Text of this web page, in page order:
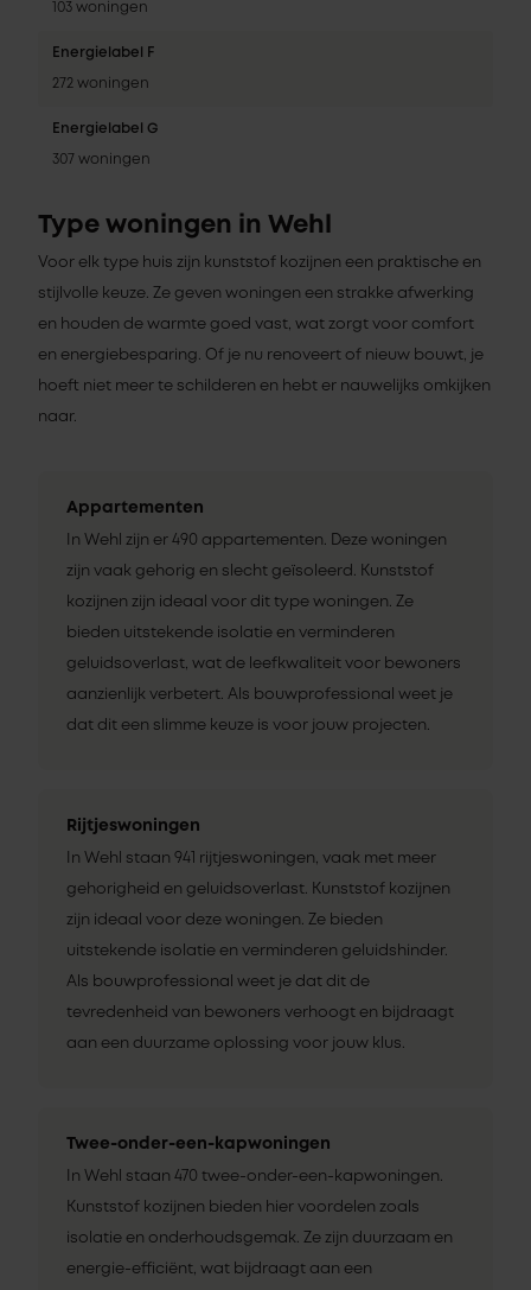
103 woningen
Energielabel F
272 woningen
Energielabel G
307 woningen
Type woningen in Wehl
Voor elk type huis zijn kunststof kozijnen een praktische en
stijlvolle keuze. Ze geven woningen een strakke afwerking
en houden de warmte goed vast, wat zorgt voor comfort
en energiebesparing. Of je nu renoveert of nieuw bouwt, je
hoeft niet meer te schilderen en hebt er nauwelijks omkijken
naar.
Appartementen
In Wehl zijn er 490 appartementen. Deze woningen
zijn vaak gehorig en slecht geïsoleerd. Kunststof
kozijnen zijn ideaal voor dit type woningen. Ze
bieden uitstekende isolatie en verminderen
geluidsoverlast, wat de leefkwaliteit voor bewoners
aanzienlijk verbetert. Als bouwprofessional weet je
dat dit een slimme keuze is voor jouw projecten.
Rijtjeswoningen
In Wehl staan 941 rijtjeswoningen, vaak met meer
gehorigheid en geluidsoverlast. Kunststof kozijnen
zijn ideaal voor deze woningen. Ze bieden
uitstekende isolatie en verminderen geluidshinder.
Als bouwprofessional weet je dat dit de
tevredenheid van bewoners verhoogt en bijdraagt
aan een duurzame oplossing voor jouw klus.
Twee-onder-een-kapwoningen
In Wehl staan 470 twee-onder-een-kapwoningen.
Kunststof kozijnen bieden hier voordelen zoals
isolatie en onderhoudsgemak. Ze zijn duurzaam en
energie-efficiënt, wat bijdraagt aan een